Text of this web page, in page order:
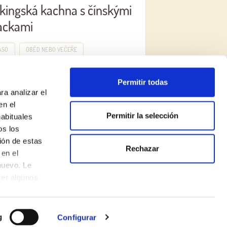
analizar el
el
los
de estas
el
Le
algunos
Configurar
Permitir todas
Permitir la selección
Rechazar
kachna s čínskými
OBĚD NEBO VEČEŘE
ZŘEKNUTÍ SE ODPOVĚDNOSTI
Made with♥by